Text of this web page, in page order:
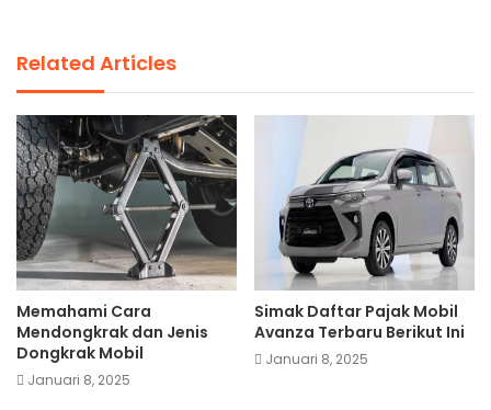
Related Articles
Memahami Cara
Mendongkrak dan Jenis
Dongkrak Mobil
Januari 8, 2025
Simak Daftar Pajak Mobil
Avanza Terbaru Berikut Ini
Januari 8, 2025